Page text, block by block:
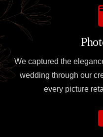
We captured the
wedding through our
every picture